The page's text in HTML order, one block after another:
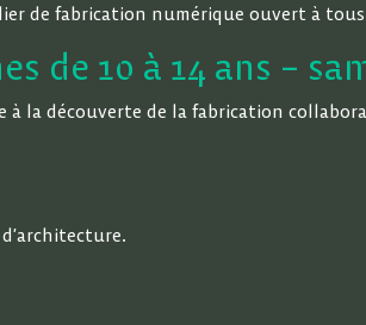
de fabrication numérique ouvert à
de 10 à 14 ans –
à la découverte de la fabrication